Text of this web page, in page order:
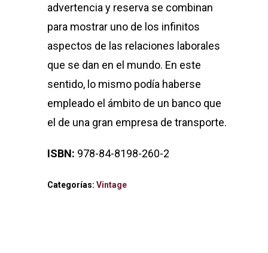
advertencia y reserva se combinan
para mostrar uno de los infinitos
aspectos de las relaciones laborales
que se dan en el mundo. En este
sentido, lo mismo podía haberse
empleado el ámbito de un banco que
el de una gran empresa de transporte.
ISBN: 978-84-8198-260-2
Categorías: Vintage